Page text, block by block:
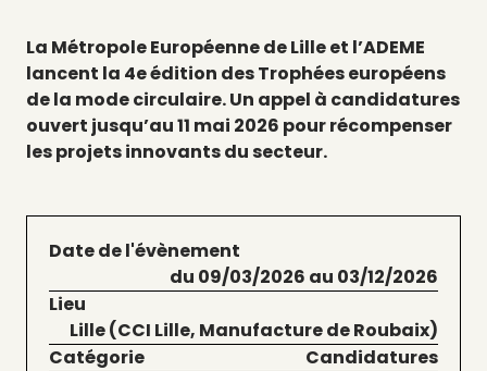
La Métropole Européenne de Lille et l’ADEME
lancent la 4e édition des Trophées européens
de la mode circulaire. Un appel à candidatures
ouvert jusqu’au 11 mai 2026 pour récompenser
les projets innovants du secteur.
Date de l'évènement
du 09/03/2026 au 03/12/2026
Lieu
Lille (CCI Lille, Manufacture de Roubaix)
Catégorie
Candidatures